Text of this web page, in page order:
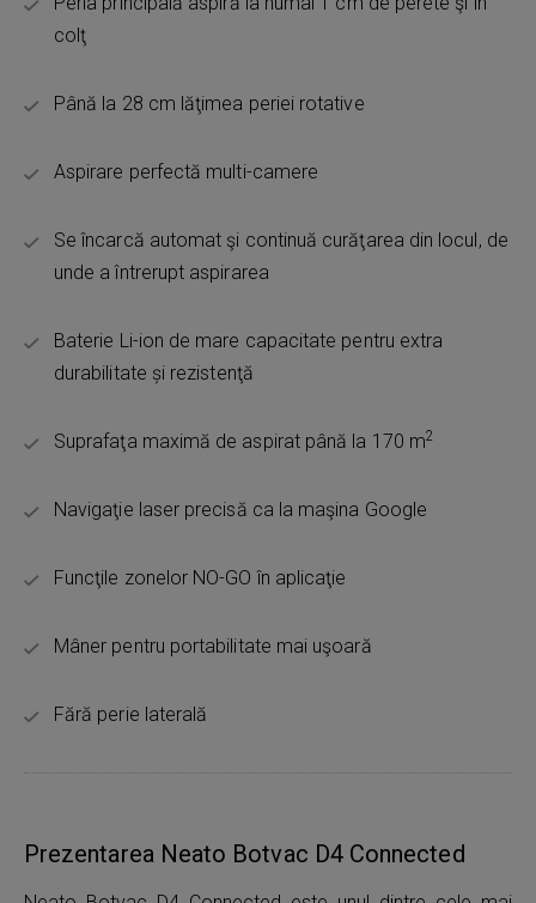
colţ
Până la 28 cm lăţimea periei rotative
Aspirare perfectă multi-camere
Se încarcă automat şi continuă curăţarea din locul, de
unde a întrerupt aspirarea
Baterie Li-ion de mare capacitate pentru extra
durabilitate și rezistenţă
Suprafaţa maximă de aspirat până la 170 m2
Navigaţie laser precisă ca la maşina Google
Funcţile zonelor NO-GO în aplicaţie
Mâner pentru portabilitate mai uşoară
Fără perie laterală
Prezentarea Neato Botvac D4 Connected